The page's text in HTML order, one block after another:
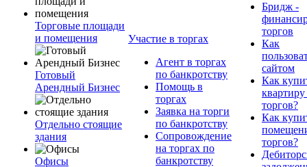
Торговые площади
и помещения
Готовый
Арендный Бизнес
Отдельно стоящие
здания
Офисы
Участие в торгах
Агент в торгах
по банкротству
Помощь в
торгах
Заявка на торги
по банкротству
Сопровождение
на торгах по
банкротству
Бридж -
торгов
Как
сайтом
Как
квартиру
торгов?
Как
торгов?